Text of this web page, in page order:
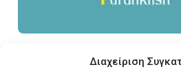
Διαχείριση